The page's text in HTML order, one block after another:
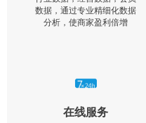
数据，通过专业精细化数据
分析，使商家盈利倍增
在线服务